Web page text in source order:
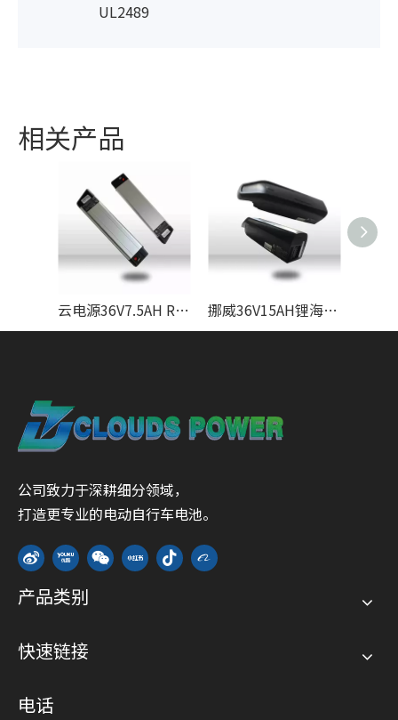
UL2489
相关产品
云电源36V7.5AH RAPIER类型锂电池电池制造商带有USB EN50604 挪威36V15AH锂海洋月亮Pro 2图腾ebike的锂电池制造商
公司致力于深耕细分领域，
打造更专业的电动自行车电池。
产品类别
快速链接
电话